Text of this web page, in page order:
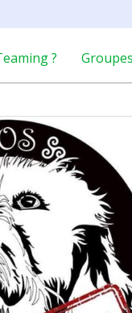
? Groupes